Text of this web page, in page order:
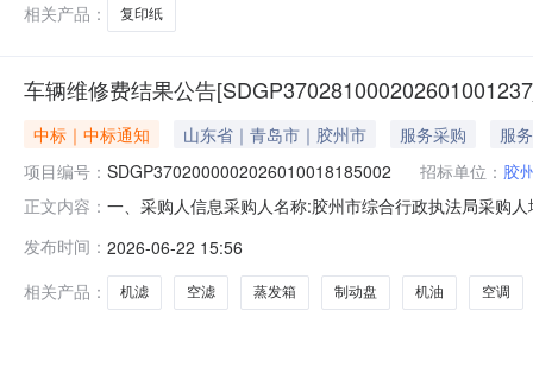
相关产品：
复印纸
车辆维修费结果公告
中标｜中标通知 山东省｜青岛市｜胶州市 服务采购
服务
项目编号： SDGP3702000002026010018185002 招标单位： 胶
正文内容： 一、采购人信息采购人名称:胶州市综合行政执法局采购
予阶段项目名称:车辆维修费框架协议合同授予阶段项目
发布时间： 2026-06-22 15:56
相关产品：
机滤 空滤 蒸发箱 制动盘 机油 空调